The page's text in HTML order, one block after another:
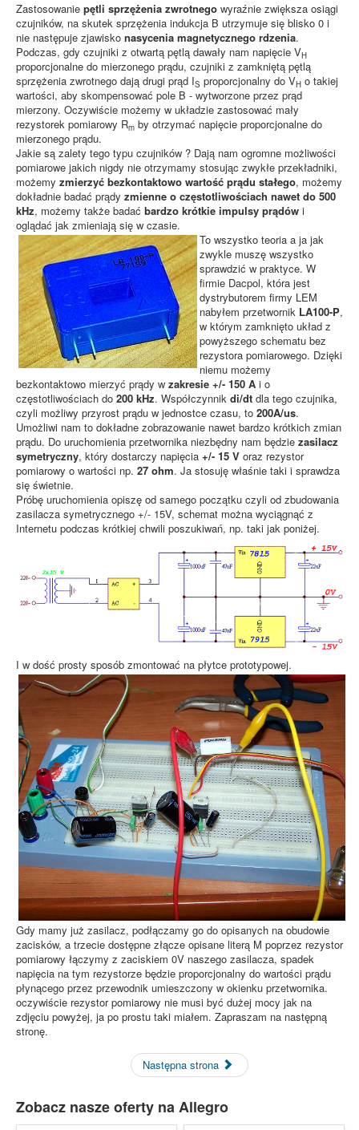
Zastosowanie pętli sprzężenia zwrotnego wyraźnie zwiększa osiągi
czujników, na skutek sprzężenia indukcja B utrzymuje się blisko 0 i
nie następuje zjawisko nasycenia magnetycznego rdzenia.
Podczas, gdy czujniki z otwartą pętlą dawały nam napięcie VH
proporcjonalne do mierzonego prądu, czujniki z zamkniętą pętlą
sprzężenia zwrotnego dają drugi prąd IS proporcjonalny do VH o takiej
wartości, aby skompensować pole B - wytworzone przez prąd
mierzony. Oczywiście możemy w układzie zastosować mały
rezystorek pomiarowy Rm by otrzymać napięcie proporcjonalne do
mierzonego prądu.
Jakie są zalety tego typu czujników ? Dają nam ogromne możliwości
pomiarowe jakich nigdy nie otrzymamy stosując zwykłe przekładniki,
możemy zmierzyć bezkontaktowo wartość prądu stałego, możemy
dokładnie badać prądy zmienne o częstotliwościach nawet do 500
kHz, możemy także badać bardzo krótkie impulsy prądów i
oglądać jak zmieniają się w czasie.
To wszystko teoria a ja jak
zwykle muszę wszystko
sprawdzić w praktyce. W
firmie Dacpol, która jest
dystrybutorem firmy LEM
nabyłem przetwornik LA100-P,
w którym zamknięto układ z
powyższego schematu bez
rezystora pomiarowego. Dzięki
niemu możemy
bezkontaktowo mierzyć prądy w zakresie +/- 150 A i o
częstotliwościach do 200 kHz. Współczynnik di/dt dla tego czujnika,
czyli możliwy przyrost prądu w jednostce czasu, to 200A/us.
Umożliwi nam to dokładne zobrazowanie nawet bardzo krótkich zmian
prądu. Do uruchomienia przetwornika niezbędny nam będzie zasilacz
symetryczny, który dostarczy napięcia +/- 15 V oraz rezystor
pomiarowy o wartości np. 27 ohm. Ja stosuję właśnie taki i sprawdza
się świetnie.
Próbę uruchomienia opiszę od samego początku czyli od zbudowania
zasilacza symetrycznego +/- 15V, schemat można wyciągnąć z
Internetu podczas krótkiej chwili poszukiwań, np. taki jak poniżej.
I w dość prosty sposób zmontować na płytce prototypowej.
Gdy mamy już zasilacz, podłączamy go do opisanych na obudowie
zacisków, a trzecie dostępne złącze opisane literą M poprzez rezystor
pomiarowy łączymy z zaciskiem 0V naszego zasilacza, spadek
napięcia na tym rezystorze będzie proporcjonalny do wartości prądu
płynącego przez przewodnik umieszczony w okienku przetwornika.
oczywiście rezystor pomiarowy nie musi być dużej mocy jak na
zdjęciu powyżej, ja po prostu taki miałem. Zapraszam na następną
stronę.
Następna strona
Zobacz nasze oferty na Allegro